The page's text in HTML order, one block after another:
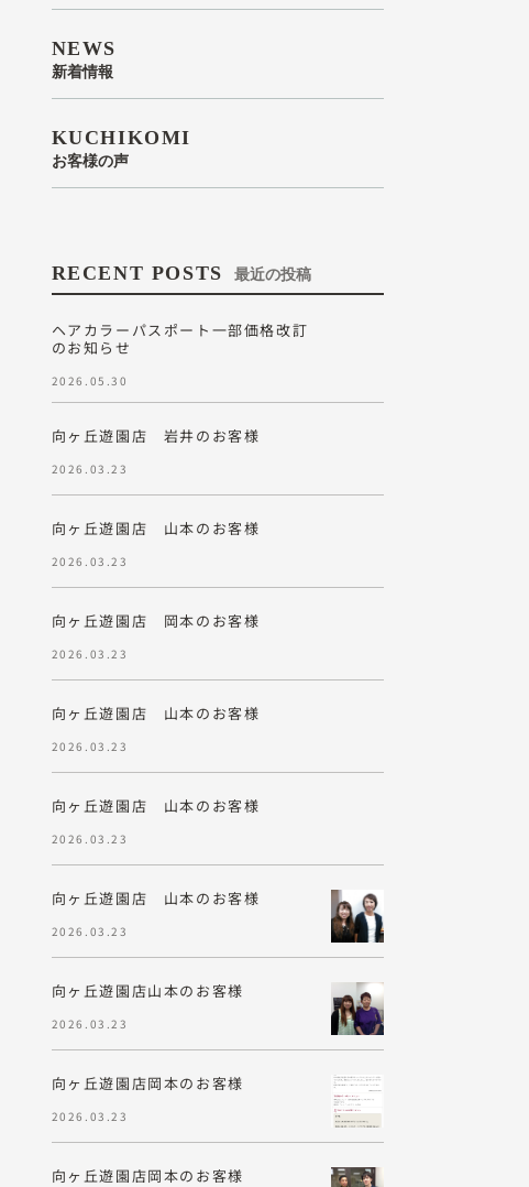
NEWS
新着情報
KUCHIKOMI
お客様の声
RECENT POSTS 最近の投稿
ヘアカラーパスポート一部価格改訂
のお知らせ
2026.05.30
向ヶ丘遊園店 岩井のお客様
2026.03.23
向ヶ丘遊園店 山本のお客様
2026.03.23
向ヶ丘遊園店 岡本のお客様
2026.03.23
向ヶ丘遊園店 山本のお客様
2026.03.23
向ヶ丘遊園店 山本のお客様
2026.03.23
向ヶ丘遊園店 山本のお客様
2026.03.23
向ヶ丘遊園店山本のお客様
2026.03.23
向ヶ丘遊園店岡本のお客様
2026.03.23
向ヶ丘遊園店岡本のお客様